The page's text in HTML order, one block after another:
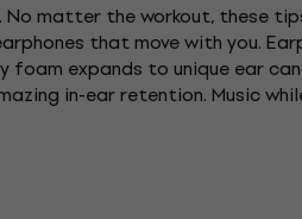
matter the workout, these
that move with you.
expands to unique ear
in-ear retention. Music
from...